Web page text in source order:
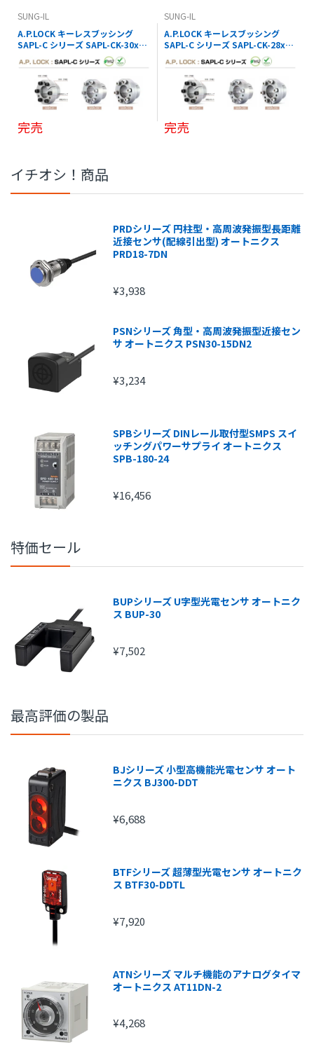
注文金額
1円～
20,000円～
25,000円～
525円
SUNG-IL
A.P.LOCK キーレスブッシング
SAPL-C シリーズ SAPL-CK-30x41
完売
SUNG-IL
A.P.LOCK キーレスブッシング
SAPL-C シリーズ SAPL-CK-28x39
完売
イチオシ！商品
PRDシリーズ 円柱型・高周波発振型長距離
近接センサ(配線引出型) オートニクス
PRD18-7DN
¥3,938
PSNシリーズ 角型・高周波発振型近接セン
サ オートニクス PSN30-15DN2
¥3,234
SPBシリーズ DINレール取付型SMPS スイ
ッチングパワーサプライ オートニクス
SPB-180-24
¥16,456
特価セール
BUPシリーズ U字型光電センサ オートニク
ス BUP-30
¥7,502
最高評価の製品
BJシリーズ 小型高機能光電センサ オート
ニクス BJ300-DDT
¥6,688
BTFシリーズ 超薄型光電センサ オートニク
ス BTF30-DDTL
¥7,920
ATNシリーズ マルチ機能のアナログタイマ
オートニクス AT11DN-2
¥4,268